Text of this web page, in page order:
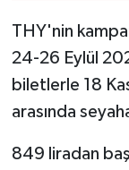
THY'nin
24-26 Eylül
biletlerle 18
arasında
849 liradan